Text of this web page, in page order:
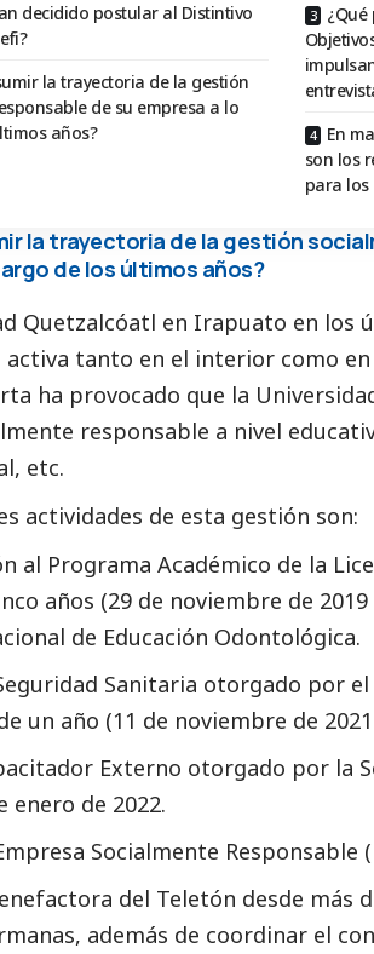
decidido postular al Distintivo
la trayectoria de la gestión
de su empresa a lo
años?
En
son los
para los
la trayectoria de la gestión
de los últimos años?
Quetzalcóatl en Irapuato en los
tanto en el interior como
ha provocado que la
responsable a nivel
etc.
actividades de esta gestión son:
al Programa Académico de la
años (29 de noviembre de
de Educación Odontológica.
Sanitaria otorgado por el
un año (11 de noviembre de
Externo otorgado por la
enero de 2022.
Socialmente Responsable
del Teletón desde más
además de coordinar el